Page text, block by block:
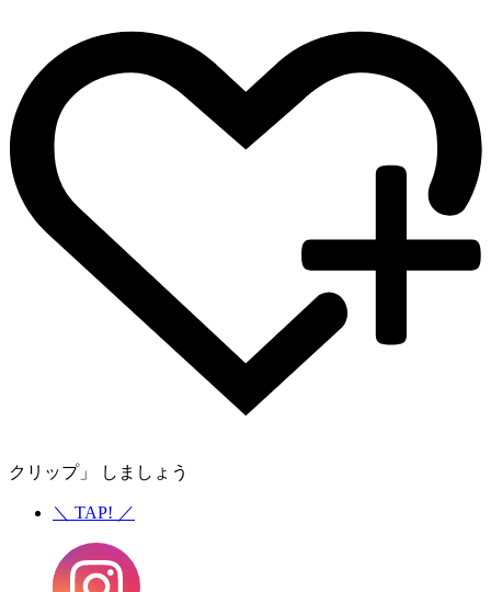
クリップ」 しましょう
＼ TAP! ／